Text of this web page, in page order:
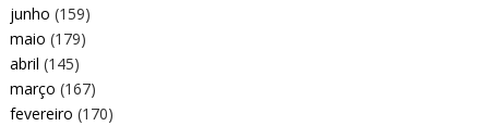
junho (159)
maio (179)
abril (145)
março (167)
fevereiro (170)